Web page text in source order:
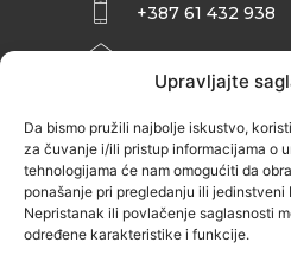
Upravljajte
Da bismo pružili najbolje iskustvo,
za čuvanje i/ili pristup informacijama o
tehnologijama će nam omogućiti da
ponašanje pri pregledanju ili
Nepristanak ili povlačenje saglasnosti
određene karakteristike i funkcije.
+387 61 432 938
INFO@ZENIT.BA
ZENIČANKA, 3.